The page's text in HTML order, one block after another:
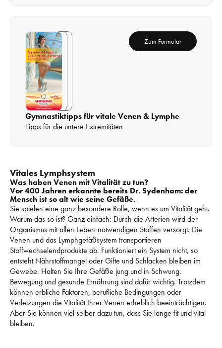
Zum Formular
Gymnastiktipps für vitale Venen & Lymphe
Tipps für die untere Extremitäten
Vitales Lymphsystem
Was haben Venen mit Vitalität zu tun?
Vor 400 Jahren erkannte bereits Dr. Sydenham: der
Mensch ist so alt wie seine Gefäße.
Warum das so ist? Ganz einfach: Durch die Arterien wird der
Organismus mit allen Leben‑notwendigen Stoffen versorgt. Die
Venen und das Lymphgefäßsystem transportieren
Stoffwechselendprodukte ab. Funktioniert ein System nicht, so
entsteht Nährstoffmangel oder Gifte und Schlacken bleiben im
Gewebe. Halten Sie Ihre Gefäße jung und in Schwung.
Bewegung und gesunde Ernährung sind dafür wichtig. Trotzdem
können erbliche Faktoren, berufliche Bedingungen oder
Aber Sie können viel selber dazu tun, dass Sie lange fit und vital
bleiben.